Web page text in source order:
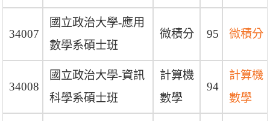
34007
國立政治大學-應用
數學系碩士班
微積分 95 微積分
34008
國立政治大學-資訊
科學系碩士班
計算機
數學
94
計算機
數學